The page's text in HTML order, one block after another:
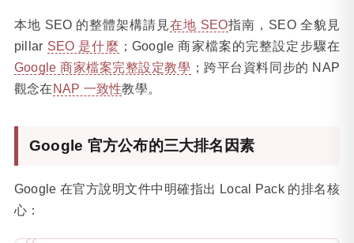
本地 SEO 的整體架構請見在地 SEO指南，SEO 全貌見
pillar SEO 是什麼 ；Google 商家檔案的完整設定步驟在
Google 商家檔案完整設定教學 ；跨平台資料同步的 NAP
觀念在 NAP 一致性教學。
Google 官方公布的三大排名因素
Google 在官方說明文件中明確指出 Local Pack 的排名核
心：